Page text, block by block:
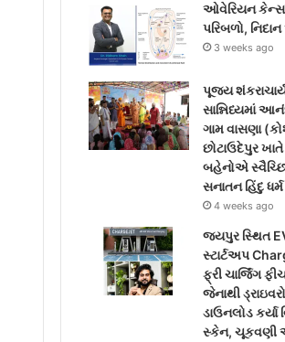
ઓવેરિયન
પરિબળો,
3 weeks ago
પૂજ્ય
સાન્નિધ્યમાં
ગામ વાસણા
છોટાઉદેપુર
બહેનોએ
સનાતન હિંદુ ધર્મ
4 weeks ago
જયપુર સ્થિત
સ્ટાર્ટઅપ
ફ્રી ચાર્જિંગ
જેનાથી
ડાઉનલોડ કર્યા
સ્કેન, ચૂકવણી